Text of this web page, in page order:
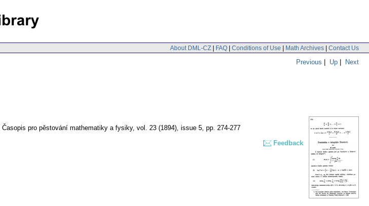
About DML-CZ | FAQ | Conditions of Use | Math Archives | Contact Us
Previous | Up | Next
Časopis pro pěstování mathematiky a fysiky, vol. 23 (1894), issue 5, pp. 274-277
Feedback